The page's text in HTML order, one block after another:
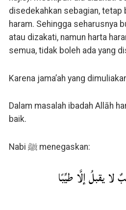
disedekahkan sebagian, tetap
haram. Sehingga seharusnya
atau dizakati, namun harta
semua, tidak boleh ada yang
Karena jama’ah yang
Dalam masalah ibadah Allāh
baik.
Nabi ﷺ menegaskan:
لا يقبلُ إلَّا طيِّبًا